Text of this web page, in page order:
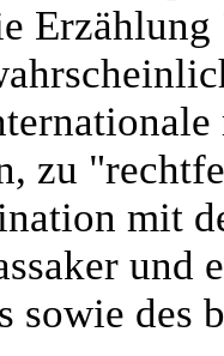
zu
mit
und
sowie des